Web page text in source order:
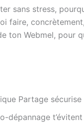
sans stress,
ton Webmel,
Partage
dépannage